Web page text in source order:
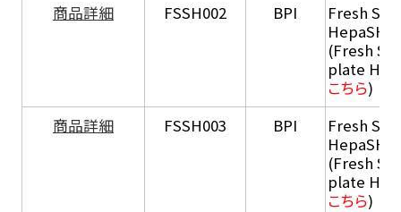
商品詳細
FSSH002 BPI
Fresh
HepaSH®
(Fresh
plate
こちら)
商品詳細
FSSH003 BPI
Fresh
HepaSH®
(Fresh
plate
こちら)